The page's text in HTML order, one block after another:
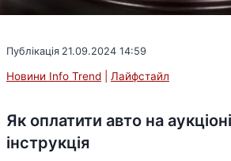
Публікація 21.09.2024 14:59
Новини Info Trend Лайфстайл
Як оплатити авто на
інструкція